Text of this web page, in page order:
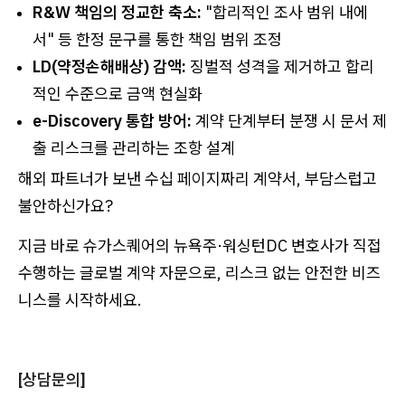
R&W 책임의 정교한 축소: "합리적인 조사 범위 내에
서" 등 한정 문구를 통한 책임 범위 조정
LD(약정손해배상) 감액: 징벌적 성격을 제거하고 합리
적인 수준으로 금액 현실화
e-Discovery 통합 방어: 계약 단계부터 분쟁 시 문서 제
출 리스크를 관리하는 조항 설계
해외 파트너가 보낸 수십 페이지짜리 계약서, 부담스럽고
불안하신가요?
지금 바로 슈가스퀘어의 뉴욕주·워싱턴DC 변호사가 직접
수행하는 글로벌 계약 자문으로, 리스크 없는 안전한 비즈
니스를 시작하세요.
[상담문의]